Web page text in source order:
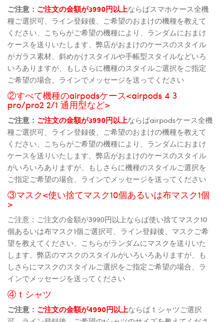
ご注意： ご注文の金額が3990円以上ならばスマホケース全機
種ご選択可、ライン登録後、ご希望のおまけの機種を教えて
ください、こちらがご希望の機種により、ランダムにおまけ
ケースを送りいたします、弊店がおまけのケースのスタイル
がガラス素材、斜めかけスタイルや手帳型スタイルなどいろ
いろありますが、もしさらに機種のスタイルご選択をご指定
ご希望の場合、ラインでメッセージを送ってください
②すべて機種のairpodsケース<airpods 4 3
pro/pro2 2/1 通用型など>
ご注意： ご注文の金額が3990円以上ならばairpodsケース全機
種ご選択可、ライン登録後、ご希望のおまけの機種を教えて
ください、こちらがご希望の機種により、ランダムにおまけ
ケースを送りいたします、弊店がおまけのケースのスタイル
がいろいろありますが、もしさらに機種のスタイルご選択を
ご指定ご希望の場合、ラインでメッセージを送ってください
③マスク<使い捨てマスク10個あるいは布マスク1個
>
ご注意：ご注文の金額が3990円以上ならば使い捨てマスク10
個あるいは布マスク1個ご選択可、ライン登録後、マスクご希
望を教えてください、こちらがランダムにマスクを送りいた
します、弊店のマスクのスタイルがいろいろありますが、も
しさらにマスクのスタイルご選択をご指定ご希望の場合、ラ
インでメッセージを送ってください
④ｔシャツ
ご注意： ご注文の金額が4990円以上ならばｔシャツご選択